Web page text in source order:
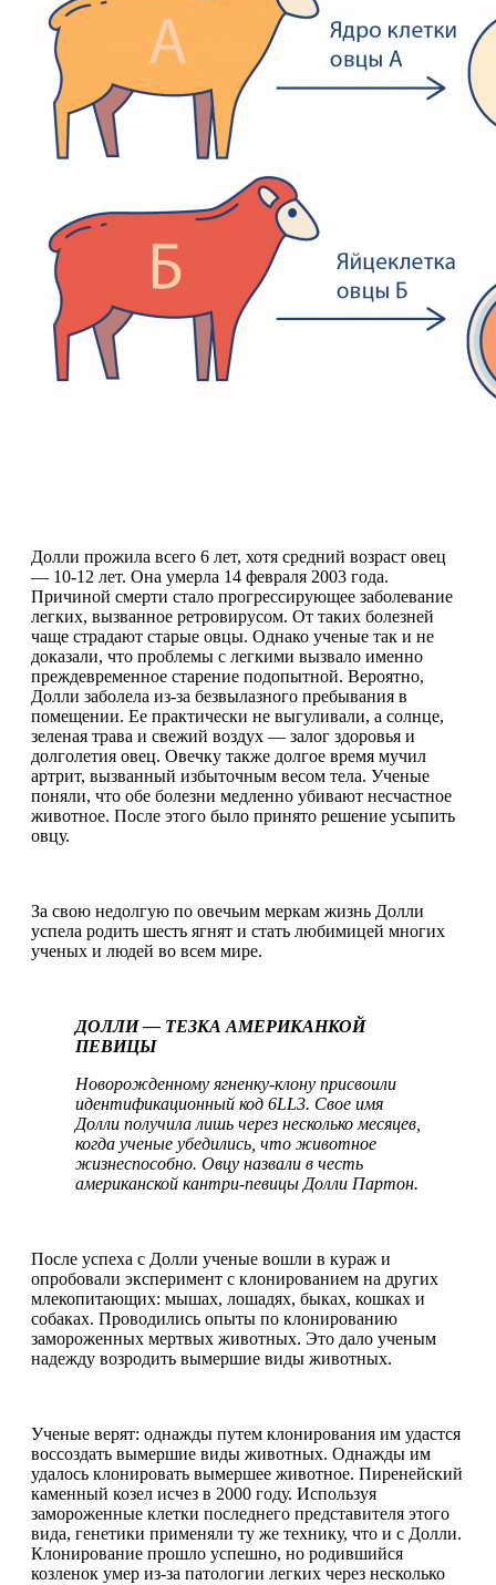
Долли прожила всего 6 лет, хотя средний возраст овец
— 10-12 лет. Она умерла 14 февраля 2003 года.
Причиной смерти стало прогрессирующее заболевание
легких, вызванное ретровирусом. От таких болезней
чаще страдают старые овцы. Однако ученые так и не
доказали, что проблемы с легкими вызвало именно
преждевременное старение подопытной. Вероятно,
Долли заболела из-за безвылазного пребывания в
помещении. Ее практически не выгуливали, а солнце,
зеленая трава и свежий воздух — залог здоровья и
долголетия овец. Овечку также долгое время мучил
артрит, вызванный избыточным весом тела. Ученые
поняли, что обе болезни медленно убивают несчастное
животное. После этого было принято решение усыпить
овцу.
За свою недолгую по овечьим меркам жизнь Долли
успела родить шесть ягнят и стать любимицей многих
ученых и людей во всем мире.
ДОЛЛИ — ТЕЗКА АМЕРИКАНКОЙ
ПЕВИЦЫ
Новорожденному ягненку-клону присвоили
идентификационный код 6LL3. Свое имя
Долли получила лишь через несколько месяцев,
когда ученые убедились, что животное
жизнеспособно. Овцу назвали в честь
американской кантри-певицы Долли Партон.
После успеха с Долли ученые вошли в кураж и
опробовали эксперимент с клонированием на других
млекопитающих: мышах, лошадях, быках, кошках и
собаках. Проводились опыты по клонированию
замороженных мертвых животных. Это дало ученым
надежду возродить вымершие виды животных.
Ученые верят: однажды путем клонирования им удастся
воссоздать вымершие виды животных. Однажды им
удалось клонировать вымершее животное. Пиренейский
каменный козел исчез в 2000 году. Используя
замороженные клетки последнего представителя этого
вида, генетики применяли ту же технику, что и с Долли.
Клонирование прошло успешно, но родившийся
козленок умер из-за патологии легких через несколько